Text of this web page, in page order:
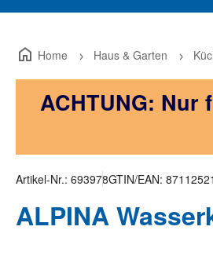
Home Haus & Garten
ACHTUNG: Nur
Artikel-Nr.: 693978GTIN/EAN:
ALPINA